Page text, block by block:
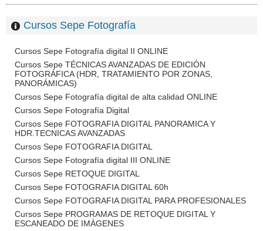
Cursos Sepe Fotografía
Cursos Sepe Fotografía digital II ONLINE
Cursos Sepe TÉCNICAS AVANZADAS DE EDICIÓN
FOTOGRÁFICA (HDR, TRATAMIENTO POR ZONAS,
PANORÁMICAS)
Cursos Sepe Fotografía digital de alta calidad ONLINE
Cursos Sepe Fotografía Digital
Cursos Sepe FOTOGRAFIA DIGITAL PANORAMICA Y
HDR.TECNICAS AVANZADAS
Cursos Sepe FOTOGRAFIA DIGITAL
Cursos Sepe Fotografía digital III ONLINE
Cursos Sepe RETOQUE DIGITAL
Cursos Sepe FOTOGRAFIA DIGITAL 60h
Cursos Sepe FOTOGRAFIA DIGITAL PARA PROFESIONALES
Cursos Sepe PROGRAMAS DE RETOQUE DIGITAL Y
ESCANEADO DE IMÁGENES